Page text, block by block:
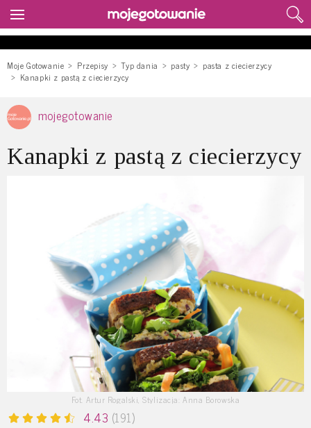
Moje Gotowanie Przepisy Typ dania pasty
pasta z ciecierzycy
Kanapki z pastą z ciecierzycy
mojegotowanie
Kanapki z pastą z ciecierzycy
Fot. Artur Rogalski, Stylizacja: Anna Borowska
4.43 (191)